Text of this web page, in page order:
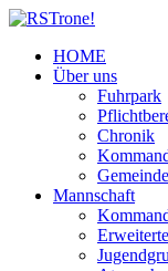
HOME
Über uns
Fuhrpark
Chronik
Mannschaft